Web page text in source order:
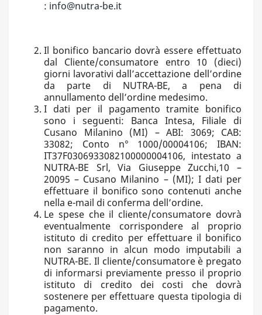
: info@nutra-be.it
Il bonifico bancario dovrà essere effettuato
dal Cliente/consumatore entro 10 (dieci)
giorni lavorativi dall’accettazione dell’ordine
da parte di NUTRA-BE, a pena di
annullamento dell’ordine medesimo.
I dati per il pagamento tramite bonifico
sono i seguenti: Banca Intesa, Filiale di
Cusano Milanino (MI) – ABI: 3069; CAB:
33082; Conto n° 1000/00004106; IBAN:
IT37F0306933082100000004106, intestato a
NUTRA-BE Srl, Via Giuseppe Zucchi,10 –
20095 – Cusano Milanino – (MI); I dati per
effettuare il bonifico sono contenuti anche
nella e-mail di conferma dell’ordine.
Le spese che il cliente/consumatore dovrà
eventualmente corrispondere al proprio
istituto di credito per effettuare il bonifico
non saranno in alcun modo imputabili a
NUTRA-BE. Il cliente/consumatore è pregato
di informarsi previamente presso il proprio
istituto di credito dei costi che dovrà
sostenere per effettuare questa tipologia di
pagamento.